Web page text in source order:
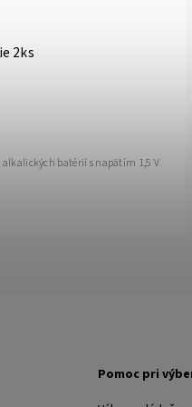
2ks
alkalických batérií s napätím 1,5 V
Pomoc pri